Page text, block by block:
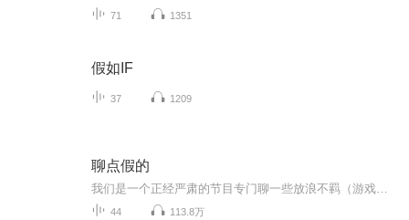
71 1351
假如IF
37 1209
聊点假的
44 113.8万